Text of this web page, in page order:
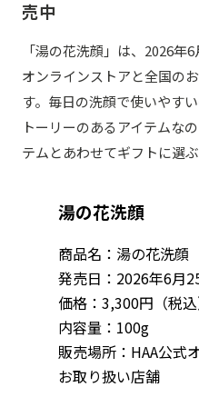
売中
「湯の花洗顔」は、2026年
オンラインストアと全国の
す。毎日の洗顔で使いやす
トーリーのあるアイテムな
テムとあわせてギフトに選
湯の花洗顔
商品名：湯の花洗顔
発売日：2026年6月
価格：3,300円（税込
内容量：100g
販売場所：HAA公式
お取り扱い店舗